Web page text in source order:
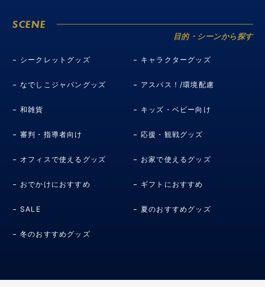
SCENE
目的・シーンから探す
シークレットグッズ キャラクターグッズ
なでしこジャパングッズ アスパス！/環境配慮
和雑貨 キッズ・ベビー向け
審判・指導者向け 応援・観戦グッズ
オフィスで使えるグッズ お家で使えるグッズ
おでかけにおすすめ ギフトにおすすめ
SALE 夏のおすすめグッズ
冬のおすすめグッズ